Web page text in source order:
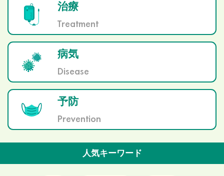
治療
Treatment
病気
Disease
予防
Prevention
人気キーワード